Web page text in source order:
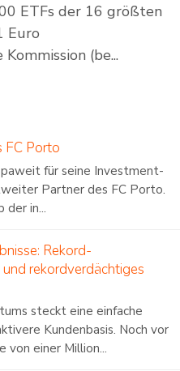
ETFs der 16 größten
Euro
(be...
FC Porto
für seine Investment-
Partner des FC Porto.
der in...
Rekord-
rekordverdächtiges
steckt eine einfache
Kundenbasis. Noch vor
von einer Million...